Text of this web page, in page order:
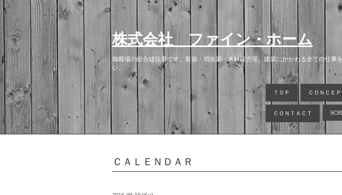
株式会社 ファイン・ホーム
御殿場の総合建設業です。新築・増改築・木材販売等、建築にかかわる全ての仕
い。
ＴＯＰ ＣＯＮＣＥＰ
ＣＯＮＴＡＣＴ
ＣＡＬＥＮＤＡＲ